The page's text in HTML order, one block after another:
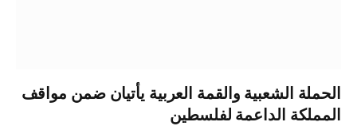
الحملة الشعبية والقمة العربية يأتيان ضمن مواقف
المملكة الداعمة لفلسطين